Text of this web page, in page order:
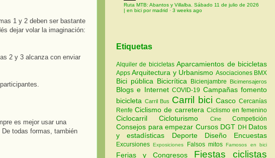
1 y 2 deben ser bastante
dejar volar la imaginación:
2 y 3 alcanza con enviar
es mejor usar una
todas formas, también
Ruta MTB: Abantos y Villalba. Sábado 11 de julio de 2026
| en bici por madrid · 3 weeks ago
Etiquetas
Alquiler de bicicletasAparcamientos de bicicletas
AppsArquitectura y Urbanismo Asociaciones BMX
Bici pública Bicicrítica Bicienjambre Bicimensajeros
Blogs e InternetCOVID-19 Campañas fomento
bicicleta Carril Bus Carril biciCascoCercanías
RenfeCiclismo de carretera Ciclismo en femenino
CiclocarrilCicloturismo CineCompetición
Consejos para empezar Cursos DGT DH Datos
y estadísticas Deporte Diseño Encuestas
ExcursionesExposiciones Falsos mitosFamosos en bici
Ferias y Congresos Fiestas ciclistas